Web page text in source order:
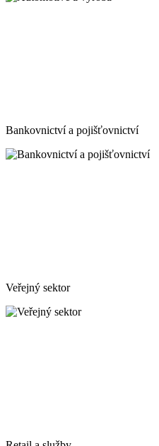
Bankovnictví a pojišťovnictví
Veřejný sektor